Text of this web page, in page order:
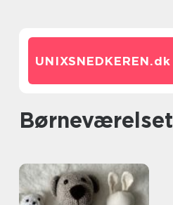
UNIXSNEDKEREN.dk
børneværelset